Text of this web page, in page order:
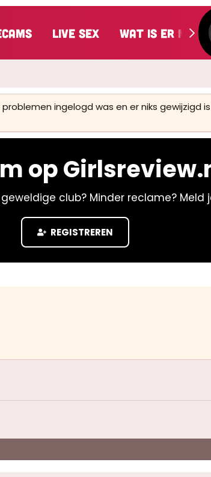
Live Sex Wat is er
ingelogd was en er niks gewijzigd
op
club? Minder reclame? Meld
REGISTREREN